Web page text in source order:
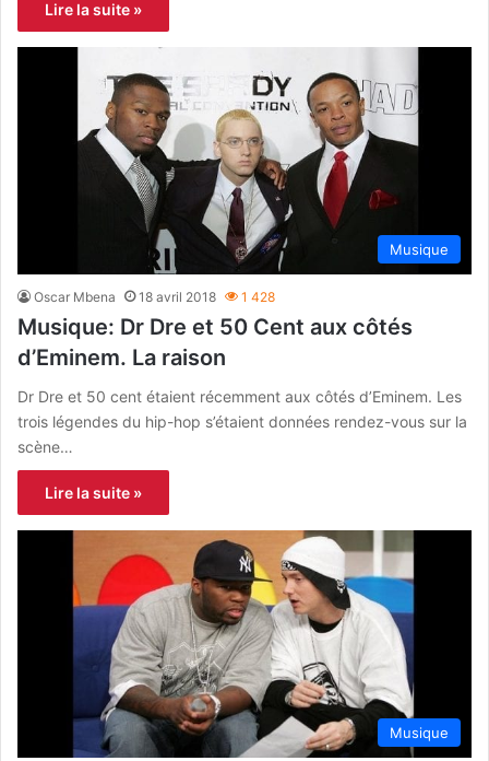
Lire la suite »
Musique
Oscar Mbena 18 avril 2018 1 428
Musique: Dr Dre et 50 Cent aux côtés
d’Eminem. La raison
Dr Dre et 50 cent étaient récemment aux côtés d’Eminem. Les
trois légendes du hip-hop s’étaient données rendez-vous sur la
scène…
Lire la suite »
Musique